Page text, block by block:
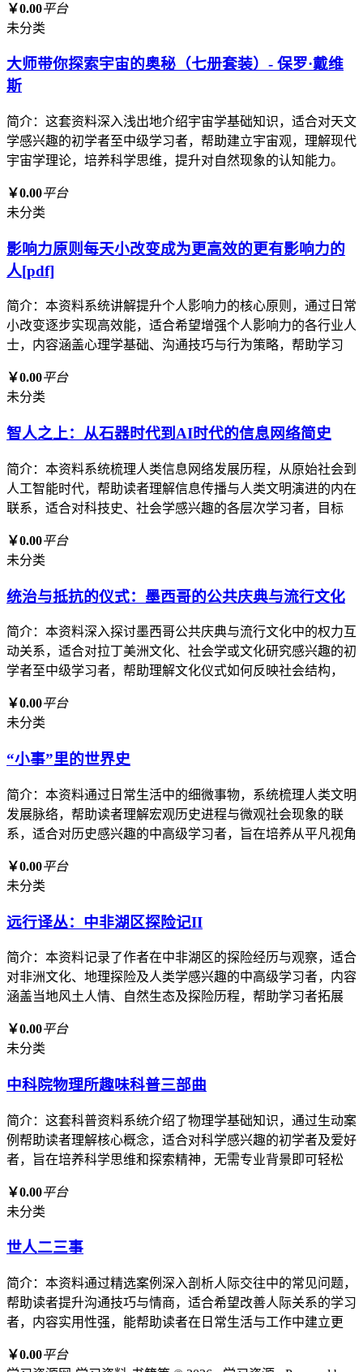
￥0.00平台
未分类
大师带你探索宇宙的奥秘（七册套装）- 保罗·戴维
斯
简介：这套资料深入浅出地介绍宇宙学基础知识，适合对天文
学感兴趣的初学者至中级学习者，帮助建立宇宙观，理解现代
宇宙学理论，培养科学思维，提升对自然现象的认知能力。
￥0.00平台
未分类
影响力原则每天小改变成为更高效的更有影响力的
人[pdf]
简介：本资料系统讲解提升个人影响力的核心原则，通过日常
小改变逐步实现高效能，适合希望增强个人影响力的各行业人
士，内容涵盖心理学基础、沟通技巧与行为策略，帮助学习
￥0.00平台
未分类
智人之上：从石器时代到AI时代的信息网络简史
简介：本资料系统梳理人类信息网络发展历程，从原始社会到
人工智能时代，帮助读者理解信息传播与人类文明演进的内在
联系，适合对科技史、社会学感兴趣的各层次学习者，目标
￥0.00平台
未分类
统治与抵抗的仪式：墨西哥的公共庆典与流行文化
简介：本资料深入探讨墨西哥公共庆典与流行文化中的权力互
动关系，适合对拉丁美洲文化、社会学或文化研究感兴趣的初
学者至中级学习者，帮助理解文化仪式如何反映社会结构，
￥0.00平台
未分类
“小事”里的世界史
简介：本资料通过日常生活中的细微事物，系统梳理人类文明
发展脉络，帮助读者理解宏观历史进程与微观社会现象的联
系，适合对历史感兴趣的中高级学习者，旨在培养从平凡视角
￥0.00平台
未分类
远行译丛：中非湖区探险记II
简介：本资料记录了作者在中非湖区的探险经历与观察，适合
对非洲文化、地理探险及人类学感兴趣的中高级学习者，内容
涵盖当地风土人情、自然生态及探险历程，帮助学习者拓展
￥0.00平台
未分类
中科院物理所趣味科普三部曲
简介：这套科普资料系统介绍了物理学基础知识，通过生动案
例帮助读者理解核心概念，适合对科学感兴趣的初学者及爱好
者，旨在培养科学思维和探索精神，无需专业背景即可轻松
￥0.00平台
未分类
世人二三事
简介：本资料通过精选案例深入剖析人际交往中的常见问题，
帮助读者提升沟通技巧与情商，适合希望改善人际关系的学习
者，内容实用性强，能帮助读者在日常生活与工作中建立更
￥0.00平台